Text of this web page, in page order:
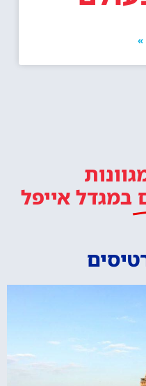
»
במגדל אייפל